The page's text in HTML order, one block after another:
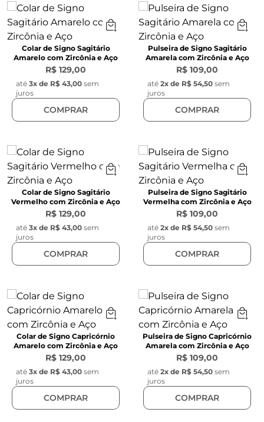
Colar de Signo Sagitário
Amarelo com Zircônia e Aço
R$ 129,00
até 3x de R$ 43,00 sem
juros
COMPRAR
Pulseira de Signo Sagitário
Amarela com Zircônia e Aço
R$ 109,00
até 2x de R$ 54,50 sem
juros
COMPRAR
Colar de Signo Sagitário
Vermelho com Zircônia e Aço
R$ 129,00
até 3x de R$ 43,00 sem
juros
COMPRAR
Pulseira de Signo Sagitário
Vermelha com Zircônia e Aço
R$ 109,00
até 2x de R$ 54,50 sem
juros
COMPRAR
Colar de Signo Capricórnio
Amarelo com Zircônia e Aço
R$ 129,00
até 3x de R$ 43,00 sem
juros
COMPRAR
Pulseira de Signo Capricórnio
Amarela com Zircônia e Aço
R$ 109,00
até 2x de R$ 54,50 sem
juros
COMPRAR